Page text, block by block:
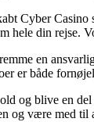
Cyber
hele din rejse.
en
er både
og blive en
og være med